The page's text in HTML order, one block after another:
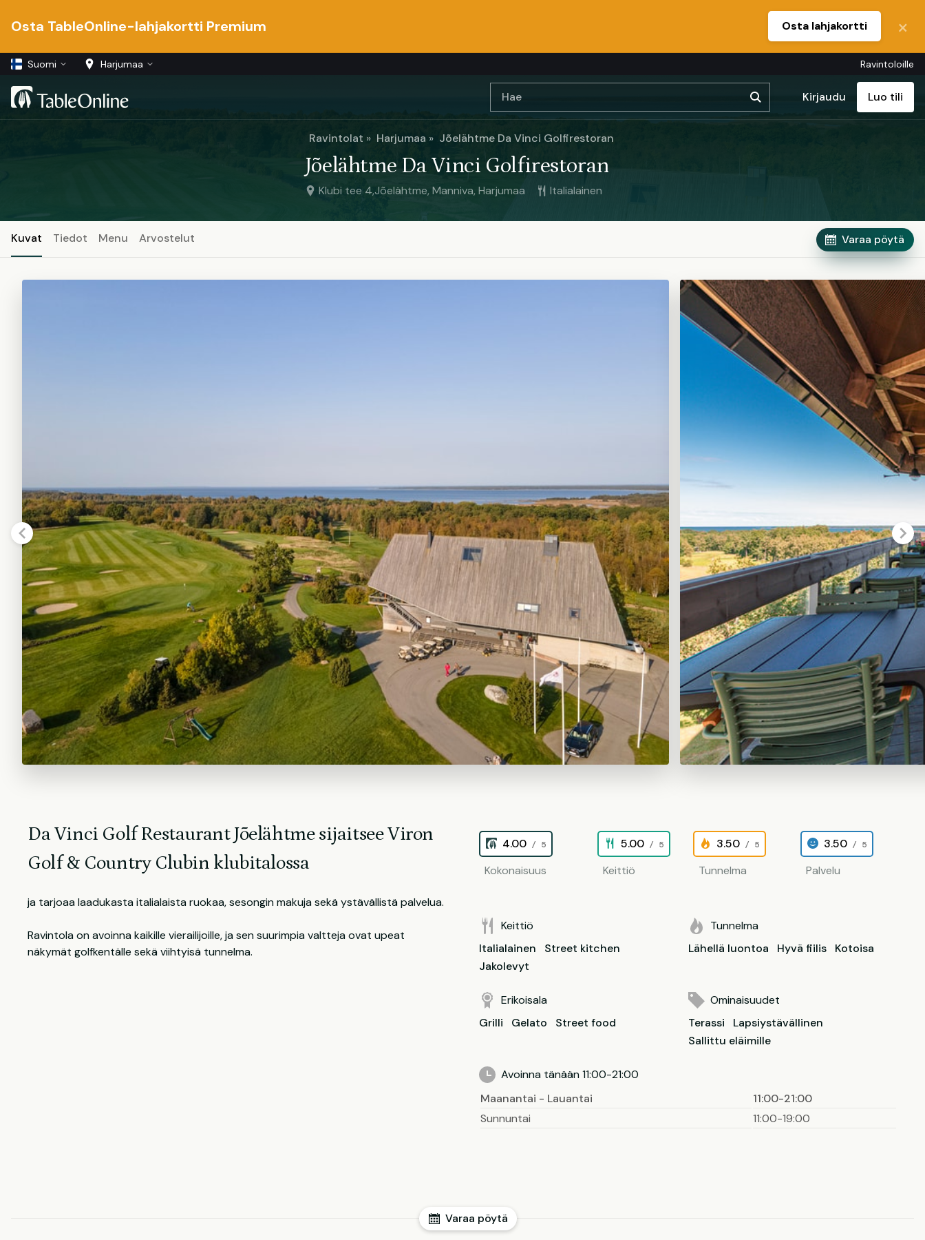
Osta TableOnline-lahjakortti Premium Osta lahjakortti
Suomi Harjumaa Ravintoloille
Kirjaudu Luo tili
Ravintolat Harjumaa Jõelähtme Da Vinci Golfirestoran
Jõelähtme Da Vinci Golfirestoran
Klubi tee 4,Jõelähtme, Manniva, Harjumaa Italialainen
Kuvat Tiedot Menu Arvostelut Varaa pöytä
Da Vinci Golf Restaurant Jõelähtme sijaitsee Viron
Golf & Country Clubin klubitalossa
ja tarjoaa laadukasta italialaista ruokaa, sesongin makuja sekä ystävällistä palvelua.
Ravintola on avoinna kaikille vierailijoille, ja sen suurimpia valtteja ovat upeat
näkymät golfkentälle sekä viihtyisä tunnelma.
4.00 / 5
Kokonaisuus
5.00 / 5
Keittiö
3.50/ 5
Tunnelma
3.50 / 5
Palvelu
Keittiö
Italialainen
Street kitchen
Jakolevyt
Tunnelma
Lähellä luontoa
Hyvä fiilis Kotoisa
Erikoisala
Grilli
Gelato Street food
Ominaisuudet
Terassi
Lapsiystävällinen
Sallittu eläimille
Avoinna tänään 11:00-21:00
Maanantai - Lauantai
11:00-21:00
Sunnuntai
11:00-19:00
Varaa pöytä